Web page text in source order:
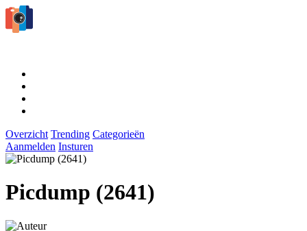
Overzicht Trending Categorieën
Aanmelden Insturen
Picdump (2641)